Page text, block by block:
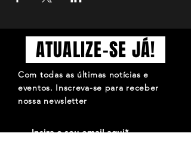
Com todas as últimas notícias e
eventos. Inscreva-se para receber
nossa newsletter
ATUALIZE-SE JÁ!